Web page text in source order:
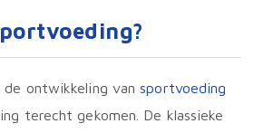
de ontwikkeling vansportvoeding
terecht gekomen. De klassieke